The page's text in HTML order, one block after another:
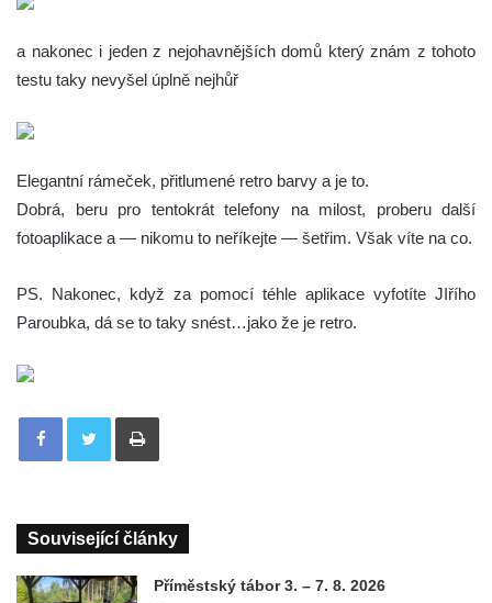
a nakonec i jeden z nejohavnějších domů který znám z tohoto
testu taky nevyšel úplně nejhůř
Elegantní rámeček, přitlumené retro barvy a je to.
Dobrá, beru pro tentokrát telefony na milost, proberu další
fotoaplikace a — nikomu to neříkejte — šetřim. Však víte na co.
PS. Nakonec, když za pomocí téhle aplikace vyfotíte JIřího
Paroubka, dá se to taky snést…jako že je retro.
Tisknout
Související články
Příměstský tábor 3. – 7. 8. 2026